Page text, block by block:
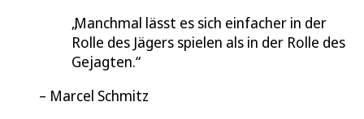
Manchmal lässt es sich einfacher in der
Rolle des Jägers spielen als in der Rolle des
Gejagten.
Marcel Schmitz